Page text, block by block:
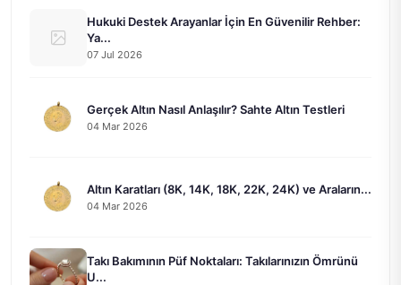
Hukuki Destek Arayanlar İçin En Güvenilir Rehber:
Ya...
07 Jul 2026
Gerçek Altın Nasıl Anlaşılır? Sahte Altın Testleri
04 Mar 2026
Altın Karatları (8K, 14K, 18K, 22K, 24K) ve Araların...
04 Mar 2026
Takı Bakımının Püf Noktaları: Takılarınızın Ömrünü
U...